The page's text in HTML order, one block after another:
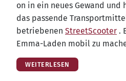
on in ein neu­es Gewand und
das pas­sen­de
be­trie­be­nen StreetS­coo­ter .
Emma-Laden mobil zu
WEITERLESEN